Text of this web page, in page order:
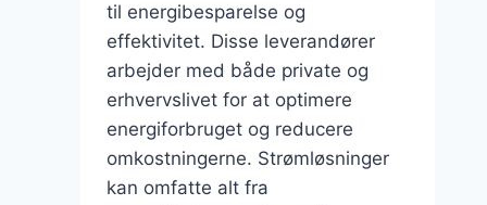
til energibesparelse og
effektivitet. Disse leverandører
arbejder med både private og
erhvervslivet for at optimere
energiforbruget og reducere
omkostningerne. Strømløsninger
kan omfatte alt fra